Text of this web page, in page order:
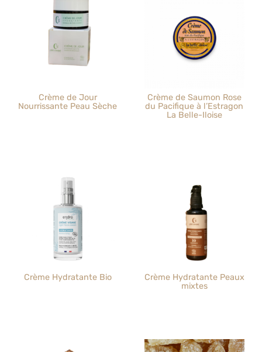
Crème de Jour
Nourrissante Peau Sèche
Crème de Saumon Rose
du Pacifique à l’Estragon
La Belle-Iloise
Crème Hydratante Bio
Crème Hydratante Peaux
mixtes